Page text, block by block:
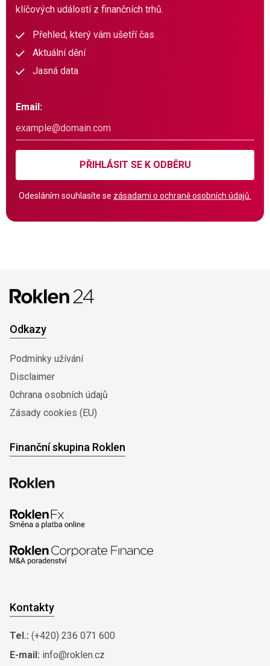
klíčových událostí z finančních trhů.
Přehled, který vám ušetří čas
Aktuální dění
Jasná data
Email:
PŘIHLÁSIT SE K ODBĚRU
Odesláním souhlasíte se zásadami o ochraně osobních údajů.
Odkazy
Podmínky užívání
Disclaimer
0chrana osobních údajů
Zásady cookies (EU)
Finanční skupina Roklen
Kontakty
Tel.: (+420) 236 071 600
E-mail: info@roklen.cz